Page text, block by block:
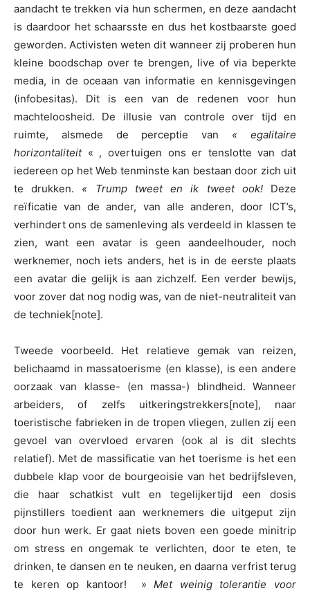
aandacht te trekken via hun schermen, en deze aandacht
is daardoor het schaarsste en dus het kostbaarste goed
geworden. Activisten weten dit wanneer zij proberen hun
kleine boodschap over te brengen, live of via beperkte
media, in de oceaan van informatie en kennisgevingen
(infobesitas). Dit is een van de redenen voor hun
machteloosheid. De illusie van controle over tijd en
ruimte, alsmede de perceptie van « egalitaire
horizontaliteit « , overtuigen ons er tenslotte van dat
iedereen op het Web tenminste kan bestaan door zich uit
te drukken. « Trump tweet en ik tweet ook! Deze
reïficatie van de ander, van alle anderen, door ICT’s,
verhindert ons de samenleving als verdeeld in klassen te
zien, want een avatar is geen aandeelhouder, noch
werknemer, noch iets anders, het is in de eerste plaats
een avatar die gelijk is aan zichzelf. Een verder bewijs,
voor zover dat nog nodig was, van de niet-neutraliteit van
de techniek[note].
Tweede voorbeeld. Het relatieve gemak van reizen,
belichaamd in massatoerisme (en klasse), is een andere
oorzaak van klasse- (en massa-) blindheid. Wanneer
arbeiders, of zelfs uitkeringstrekkers[note], naar
toeristische fabrieken in de tropen vliegen, zullen zij een
gevoel van overvloed ervaren (ook al is dit slechts
relatief). Met de massificatie van het toerisme is het een
dubbele klap voor de bourgeoisie van het bedrijfsleven,
die haar schatkist vult en tegelijkertijd een dosis
pijnstillers toedient aan werknemers die uitgeput zijn
door hun werk. Er gaat niets boven een goede minitrip
om stress en ongemak te verlichten, door te eten, te
drinken, te dansen en te neuken, en daarna verfrist terug
te keren op kantoor! »Met weinig tolerantie voor